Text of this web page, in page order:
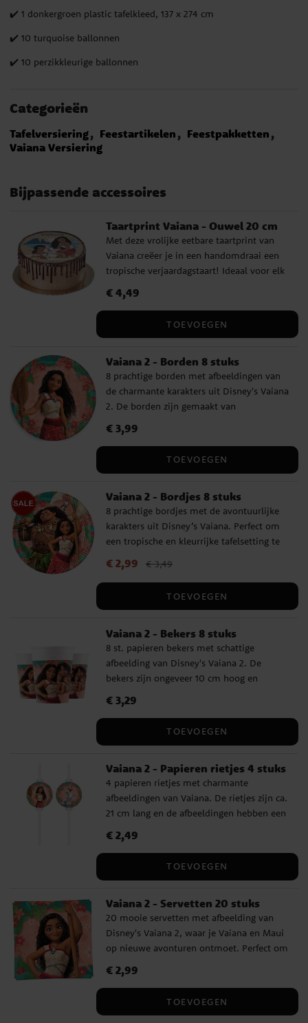
✔️ 1 donkergroen plastic tafelkleed, 137 x 274 cm
✔️ 10 turquoise ballonnen
✔️ 10 perzikkleurige ballonnen
Categorieën
Tafelversiering Feestartikelen
Feestpakketten
Vaiana Versiering
Bijpassende accessoires
Taartprint Vaiana - Ouwel 20 cm
Met deze vrolijke eetbare taartprint van
Vaiana creëer je in een handomdraai een
tropische verjaardagstaart! Ideaal voor elk
gegarandeerd succes voor kleine
vrijwel iedere taart ✔ Gluten- en
Eenvoudig te gebruiken – direct op de
taart plaatsen Ingrediënten:
Aardappelzetmeel, water, olijfolie,
maltodextrine, kleurstoffen: E102, E122,
E133, E151. Kleurstoffen E102 en E122
kunnen de activiteit of oplettendheid van
Prijs :€ 4,49
€ 4,49
TOEVOEGEN
Vaiana 2 - Borden 8 stuks
8 prachtige borden met afbeeldingen van
de charmante karakters uit Disney's Vaiana
2. De borden zijn gemaakt van
en hebben een diameter van ongeveer 23
Prijs:€ 3,99
€ 3,99
TOEVOEGEN
Vaiana 2 - Bordjes 8 stuks
8 prachtige bordjes met de avontuurlijke
karakters uit Disney’s Vaiana. Perfect om
een tropische en kleurrijke tafelsetting te
bordjes zijn gemaakt van milieuvriendelijk
FSC-gecertificeerd papier en hebben een
diameter van ongeveer 20 cm.
Actuele prijs:€ 2,99
€ 2,99 € 3,49
TOEVOEGEN
Vaiana 2 - Bekers 8 stuks
8 st. papieren bekers met schattige
afbeelding van Disney's Vaiana 2. De
bekers zijn ongeveer 10 cm hoog en
Prijs:€ 3,29
€ 3,29
TOEVOEGEN
Vaiana 2 - Papieren rietjes 4 stuks
4 papieren rietjes met charmante
afbeeldingen van Vaiana. De rietjes zijn ca.
21 cm lang en de afbeeldingen hebben een
Prijs:€ 2,49
€ 2,49
TOEVOEGEN
Vaiana 2 - Servetten 20 stuks
20 mooie servetten met afbeelding van
Disney's Vaiana 2, waar je Vaiana en Maui
op nieuwe avonturen ontmoet. Perfect om
creëren op het kinderfeestje. De servetten
cm groot uitgevouwen.
Prijs:€ 2,99
€ 2,99
TOEVOEGEN